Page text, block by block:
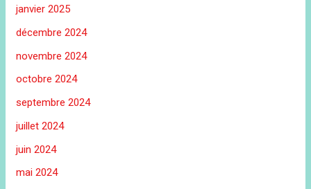
janvier 2025
décembre 2024
novembre 2024
octobre 2024
septembre 2024
juillet 2024
juin 2024
mai 2024